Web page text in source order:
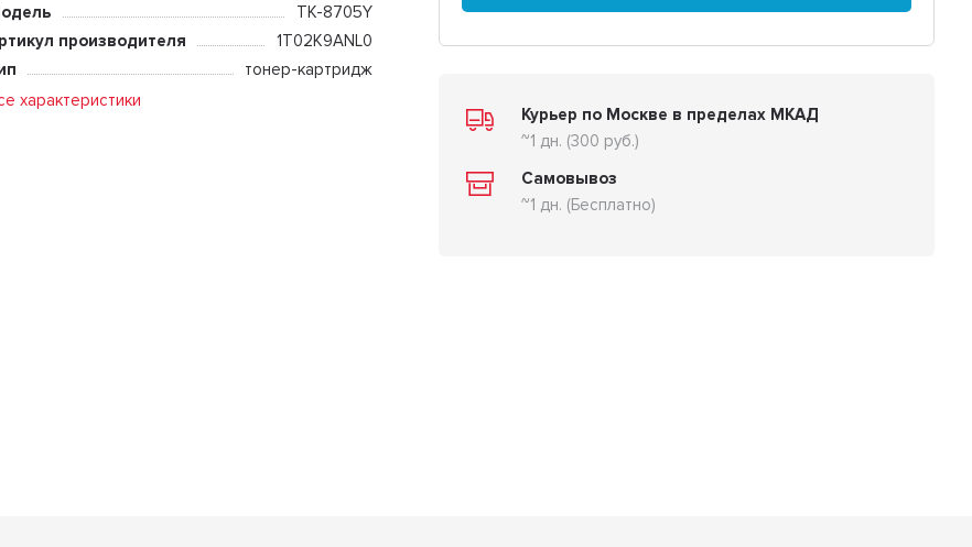
TK-8705Y
производителя
1T02K9ANL0
тонер-картридж
характеристики
Курьер по Москве в пределах МКАД
~1 дн. (300 руб.)
Самовывоз
~1 дн. (Бесплатно)